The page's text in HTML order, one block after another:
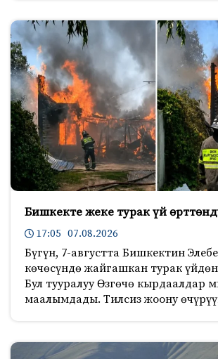
Бишкекте жеке турак үй
17:05 07.08.2026
Бүгүн, 7-августта Бишкектин
көчөсүндө жайгашкан турак
Бул тууралуу Өзгөчө кырдаалдар
маалымдады. Тилсиз жоону